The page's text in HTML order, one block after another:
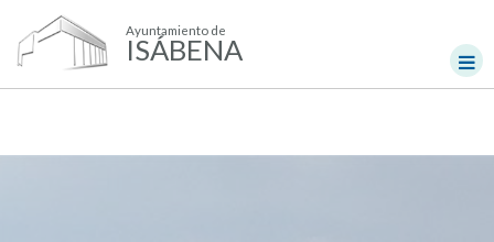
Ayuntamiento de
ISÁBENA